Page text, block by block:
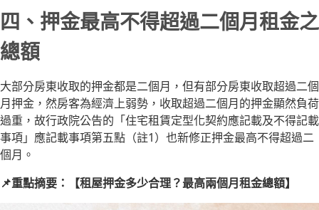
四、押金最高不得超過二個月租金之
總額
大部分房東收取的押金都是二個月，但有部分房東收取超過二個
月押金，然房客為經濟上弱勢，收取超過二個月的押金顯然負荷
過重，故行政院公告的「住宅租賃定型化契約應記載及不得記載
事項」應記載事項第五點（註1）也新修正押金最高不得超過二
個月。
📌重點摘要：【租屋押金多少合理？最高兩個月租金總額】